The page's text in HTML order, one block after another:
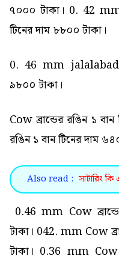
৭০০০ টাকা। 0. 42 mm
টিনের দাম ৮৮০০ টাকা।
0. 46 mm jalalabad
৯৮০০ টাকা।
Cow ব্রান্ডের রঙিন ১
রঙিন ১ বান টিনের দাম
Also read : সাটারিং
0.46 mm Cow
টাকা। 042. mm Cow
টাকা। 0.36 mm Cow